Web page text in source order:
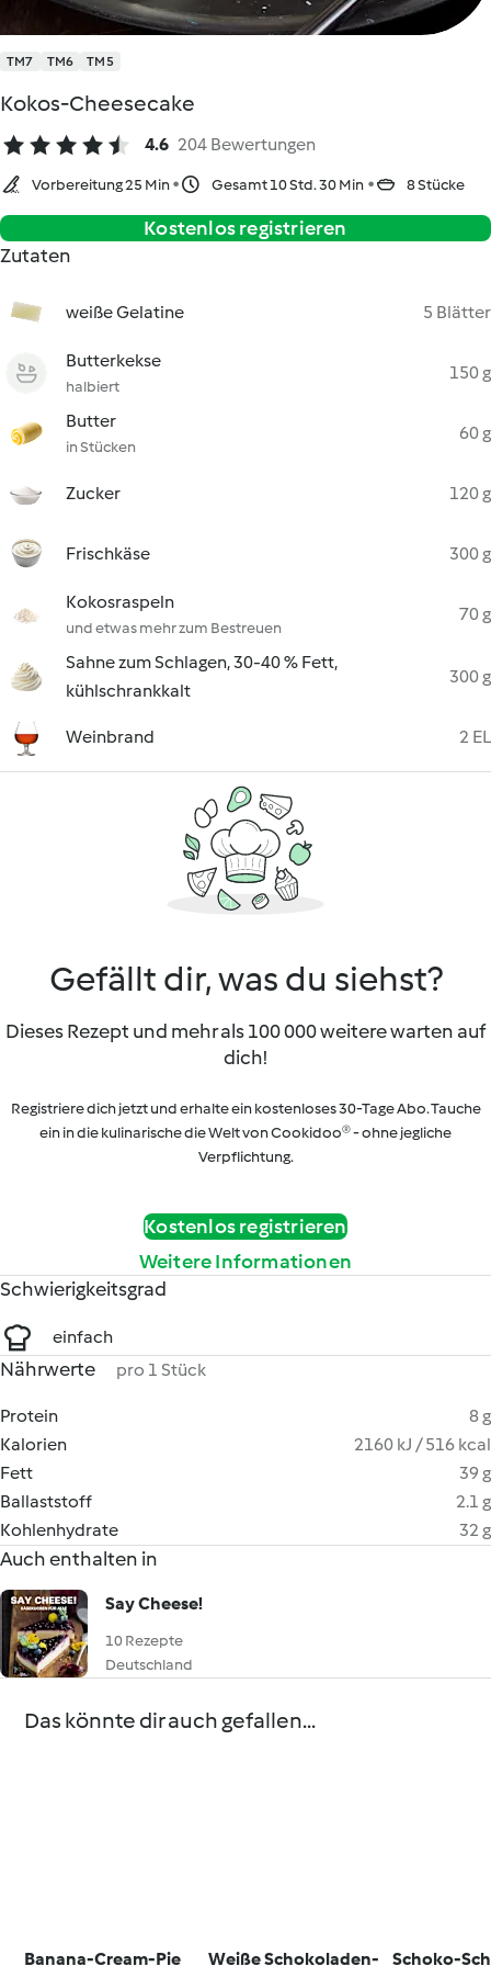
TM7 TM6 TM5
Kokos-Cheesecake
4.6 204 Bewertungen
Vorbereitung 25 Min Gesamt 10 Std. 30 Min 8 Stücke
Kostenlos registrieren
Zutaten
weiße Gelatine 5 Blätter
Butterkekse
halbiert
150 g
Butter
in Stücken
60 g
Zucker 120 g
Frischkäse 300 g
Kokosraspeln
und etwas mehr zum Bestreuen
70 g
Sahne zum Schlagen, 30-40 % Fett,
kühlschrankkalt
300 g
Weinbrand 2 EL
Gefällt dir, was du siehst?
Dieses Rezept und mehr als 100 000 weitere warten auf
dich!
Registriere dich jetzt und erhalte ein kostenloses 30-Tage Abo. Tauche
ein in die kulinarische die Welt von Cookidoo® - ohne jegliche
Verpflichtung.
Kostenlos registrieren
Weitere Informationen
Schwierigkeitsgrad
einfach
Nährwerte pro 1 Stück
Protein
8 g
Kalorien
2160 kJ / 516 kcal
Fett
39 g
Ballaststoff
2.1 g
Kohlenhydrate
32 g
Auch enthalten in
Say Cheese!
10 Rezepte
Deutschland
Das könnte dir auch gefallen...
Banana-Cream-Pie Weiße Schokoladen- Schoko-